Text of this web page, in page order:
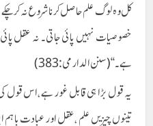
کل وہ لوگ علم حاصل کرنا شروع نہ کر
خصوصیات نہیں پائی جاتی۔ نہ عقل
ہے۔‘‘(سنن الدارمی :383)
یہ قول بڑا ہی قابل غور ہے ،اس قول کی
تینوں چیزیں علم ،عقل اور عبادت